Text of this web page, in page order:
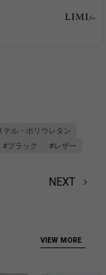
テル・ポリウレタン
#ブラック #レザー
NEXT
VIEW MORE